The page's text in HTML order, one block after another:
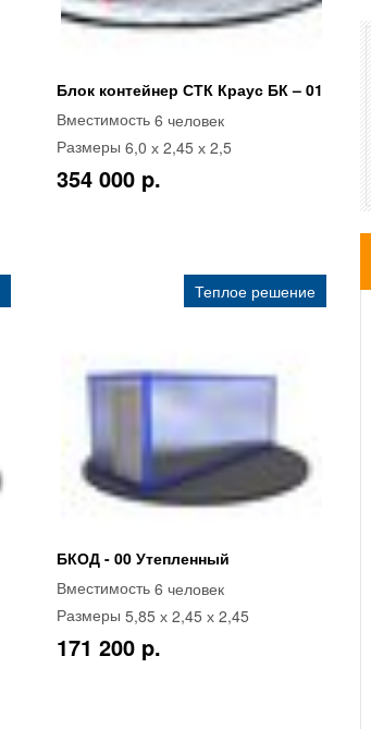
Блок контейнер СТК Краус БК – 01
Вместимость 6 человек
Размеры 6,0 х 2,45 х 2,5
354 000 p.
Теплое решение
БКОД - 00 Утепленный
Вместимость 6 человек
Размеры 5,85 х 2,45 х 2,45
171 200 p.